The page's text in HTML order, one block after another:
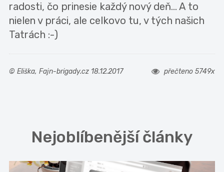
radosti, čo prinesie každý nový deň... A to
nielen v práci, ale celkovo tu, v tých našich
Tatrách :-)
© Eliška, Fajn-brigady.cz 18.12.2017 přečteno 5749x
Nejoblíbenější články